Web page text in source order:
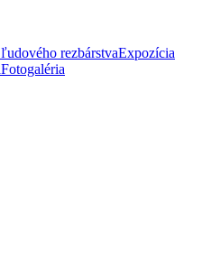
Expozícia
Fotogaléria